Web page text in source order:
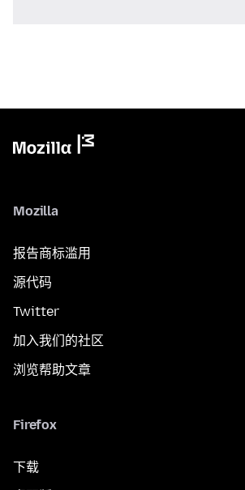
Mozilla
报告商标滥用
源代码
Twitter
加入我们的社区
浏览帮助文章
Firefox
下载